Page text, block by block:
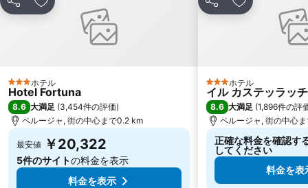
シェア お気に入りに追加
3 ホテルのランク
ホテル
Hotel Fortuna
8.6 大満足 (3,454件の評価)
ペルージャ, 街の中心まで0.2 km
最安値 ￥20,322
5件のサイトの料金を表示
料金を表示
シェア お気に入りに
3 ホテルのランク
ホテル
イル カステッラッ
8.6 大満足 (1,896件の評
ペルージャ, 街の中心
正確な料金を確認す
してください
料金を表